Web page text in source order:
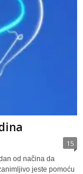
15
od načina da
jeste pomoću